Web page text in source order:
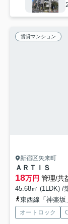
賃貸マンション
新宿区矢来町
ＡＲＴＩＳ
18万円 管理/共
45.68㎡ (1LDK) /
東西線「神楽坂
オートロック